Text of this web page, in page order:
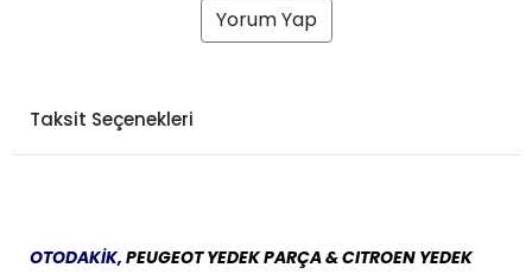
Yorum Yap
Taksit Seçenekleri
OTODAKİK, PEUGEOT YEDEK PARÇA & CITROEN YEDEK